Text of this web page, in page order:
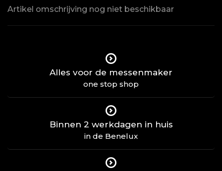
Artikel omschrijving nog niet beschikbaar
Alles voor de messenmaker
one stop shop
Binnen 2 werkdagen in huis
in de Benelux